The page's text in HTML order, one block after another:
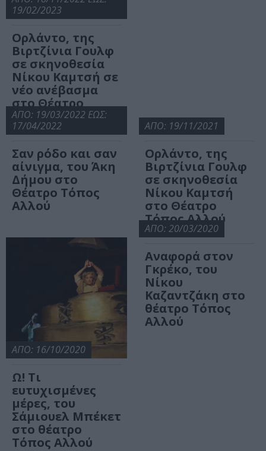
19/02/2023
Ορλάντο, της
Βιρτζίνια Γουλφ
σε σκηνοθεσία
Νίκου Καμτσή σε
νέο ανέβασμα
στο Θέατρο
Τόπος Αλλού
ΑΠΟ: 19/03/2022 ΕΩΣ:
17/04/2022
Σαν ρόδο και σαν
αίνιγμα, του Άκη
Δήμου στο
Θέατρο Τόπος
Αλλού
ΑΠΟ: 19/11/2021
Ορλάντο, της
Βιρτζίνια Γουλφ
σε σκηνοθεσία
Νίκου Καμτσή
στο Θέατρο
Τόπος Αλλού
ΑΠΟ: 16/10/2020
Ω! Τι
ευτυχισμένες
μέρες, του
Σάμιουελ Μπέκετ
στο θέατρο
Τόπος Αλλού
ΑΠΟ: 20/03/2020
Αναφορά στον
Γκρέκο, του
Νίκου
Καζαντζάκη στο
θέατρο Τόπος
Αλλού